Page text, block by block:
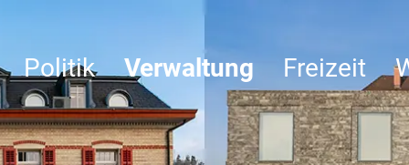
Politik Verwaltung Freizeit